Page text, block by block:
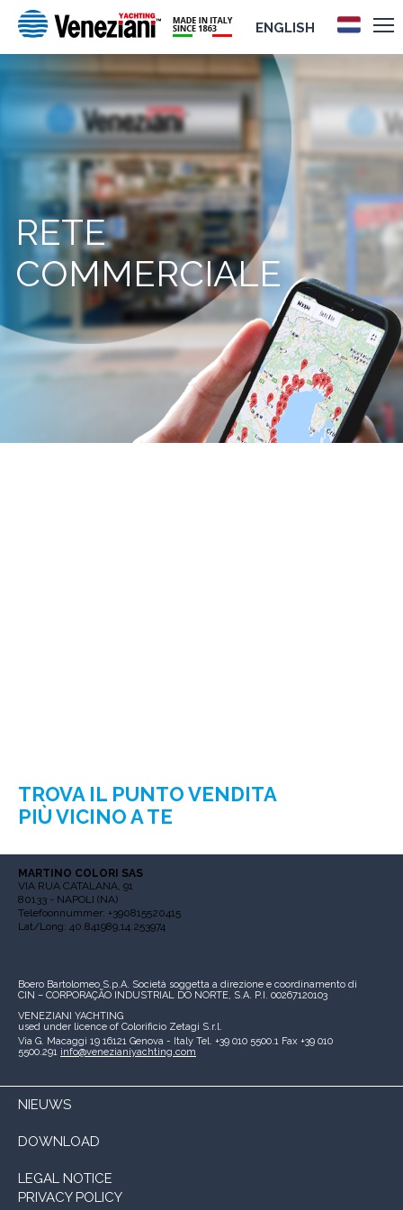
ENGLISH
RETE
COMMERCIALE
TROVA IL PUNTO VENDITA
PIÙ VICINO A TE
MARTINO COLORI SAS
VIA RUA CATALANA, 91
80133 - NAPOLI (NA)
Telefoonnummer: +390815520415
Lat/Long: 40.841989,14.253974
Boero Bartolomeo S.p.A. Società soggetta a direzione e coordinamento di
CIN – CORPORAÇÃO INDUSTRIAL DO NORTE, S.A. P.I. 00267120103
VENEZIANI YACHTING
used under licence of Colorificio Zetagi S.r.l.
Via G. Macaggi 19 16121 Genova - Italy Tel. +39 010 5500.1 Fax +39 010
5500.291 info@venezianiyachting.com
NIEUWS
DOWNLOAD
LEGAL NOTICE
PRIVACY POLICY